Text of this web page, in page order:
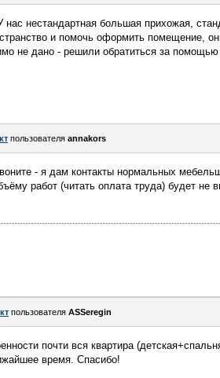
нестандартная большая прихожая,
и помочь оформить помещение,
не дано - решили обратиться за
пользователя annakors
- я дам контакты нормальных
работ (читать оплата труда) будет не
пользователя ASSeregin
почти вся квартира
время. Спасибо!